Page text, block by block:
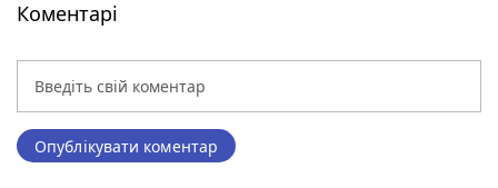
Коментарі
Опублікувати коментар